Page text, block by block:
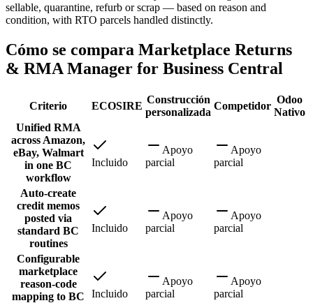
sellable, quarantine, refurb or scrap — based on reason and
condition, with RTO parcels handled distinctly.
Cómo se compara Marketplace Returns
& RMA Manager for Business Central
Criterio ECOSIRE
Construcción
personalizada
Competidor
Odoo
Nativo
Unified RMA
across Amazon,
eBay, Walmart
in one BC
workflow
Incluido
Apoyo
parcial
Apoyo
parcial
Auto-create
credit memos
posted via
standard BC
routines
Incluido
Apoyo
parcial
Apoyo
parcial
Configurable
marketplace
reason-code
mapping to BC
Incluido
Apoyo
parcial
Apoyo
parcial